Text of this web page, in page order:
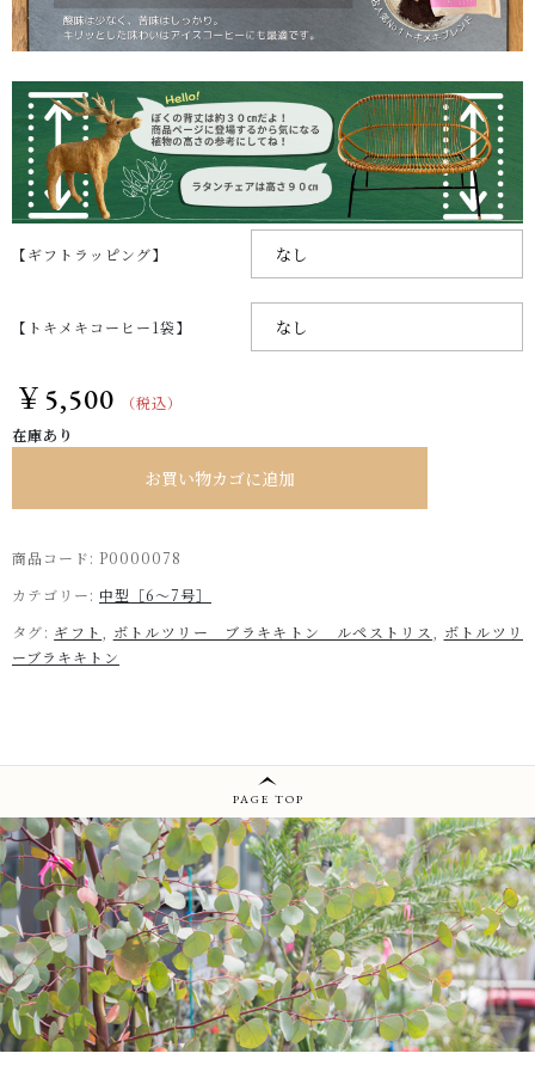
【ギフトラッピング】
【トキメキコーヒー1袋】
￥ 5,500
（税込）
在庫あり
お買い物カゴに追加
商品コード: P0000078
カテゴリー: 中型［6～7号］
タグ: ギフト ボトルツリー ブラキキトン ルペストリス
ボトルツリ
ーブラキキトン
PAGE TOP